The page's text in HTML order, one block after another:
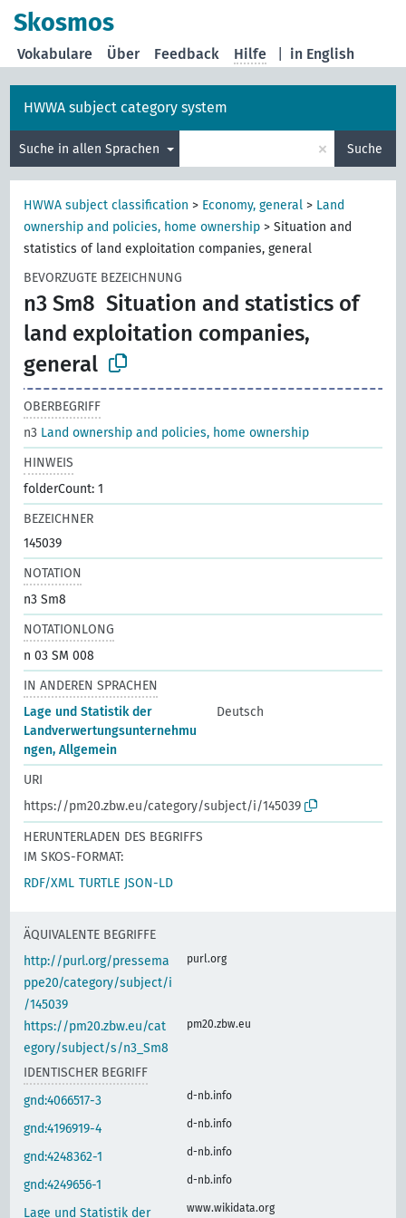
Skosmos
in English
Vokabulare Über Feedback Hilfe
HWWA subject category system
Suche in allen Sprachen × Suche
HWWA subject classification > Economy, general > Land
ownership and policies, home ownership >Situation and
statistics of land exploitation companies, general
BEVORZUGTE BEZEICHNUNG
n3 Sm8 Situation and statistics of
land exploitation companies,
general
OBERBEGRIFF
n3 Land ownership and policies, home ownership
HINWEIS
folderCount: 1
BEZEICHNER
145039
NOTATION
n3 Sm8
NOTATIONLONG
n 03 SM 008
IN ANDEREN SPRACHEN
Lage und Statistik der
Landverwertungsunternehmu
ngen, Allgemein
Deutsch
URI
https://pm20.zbw.eu/category/subject/i/145039
HERUNTERLADEN DES BEGRIFFS
IM SKOS-FORMAT:
RDF/XML TURTLE JSON-LD
ÄQUIVALENTE BEGRIFFE
http://purl.org/pressema
ppe20/category/subject/i
/145039
purl.org
https://pm20.zbw.eu/cat
egory/subject/s/n3_Sm8
pm20.zbw.eu
IDENTISCHER BEGRIFF
gnd:4066517-3
d-nb.info
gnd:4196919-4 d-nb.info
gnd:4248362-1 d-nb.info
gnd:4249656-1 d-nb.info
Lage und Statistik der www.wikidata.org